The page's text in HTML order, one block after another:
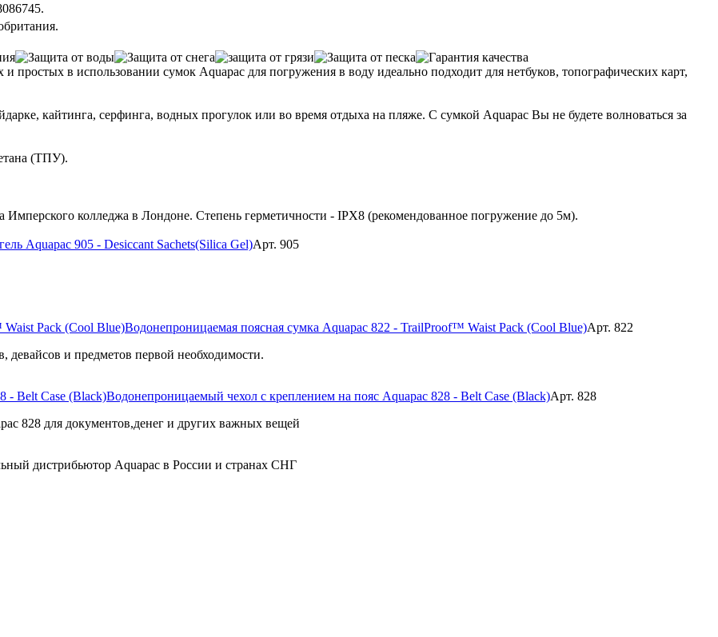
в использовании сумок Aquapac для погружения в воду идеально подходит для нетбуков, топографических карт,
кайтинга, серфинга, водных прогулок или во время отдыха на пляже. С сумкой Aquapac Вы не будете волноваться за
(ТПУ).
колледжа в Лондоне. Степень герметичности - IPX8 (рекомендованное погружение до 5м).
Aquapac 905 - Desiccant Sachets(Silica Gel)Арт. 905
Водонепроницаемая поясная сумка Aquapac 822 - TrailProof™ Waist Pack (Cool Blue)Арт. 822
девайсов и предметов первой необходимости.
Водонепроницаемый чехол с креплением на пояс Aquapac 828 - Belt Case (Black)Арт. 828
828 для документов,денег и других важных вещей
дистрибьютор Aquapac в России и странах СНГ